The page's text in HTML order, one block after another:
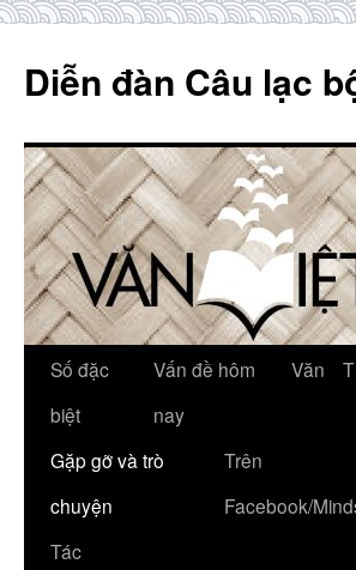
content
Diễn đàn Câu lạc
Số đặc
biệt
Vấn đề hôm
nay
Văn
Gặp gỡ và trò
chuyện
Trên
Facebook/
Tác